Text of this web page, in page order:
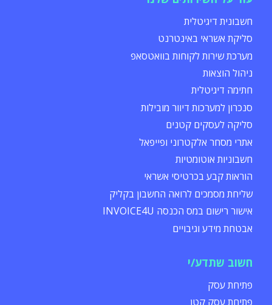
חשבונית דיגיטלית
סליקת אשראי באינטרנט
מערכת שירות לקוחות בוואטסאפ
ניהול הוצאות
חתימה דיגיטלית
סנכרון למערכות דיוור מובילות
סליקה לעסקים קטנים
אתרי מסחר אלקטרוני ופייפאל
חשבוניות אוטומטיות
הוראות קבע בכרטיסי אשראי
שליחת מסמכים לרואה החשבון בקליק
אישור רישום במס הכנסה INVOICE4U
אבטחת מידע וגיבויים
חשוב שתדע/י
פתיחת עסק
פתיחת עסק קטן